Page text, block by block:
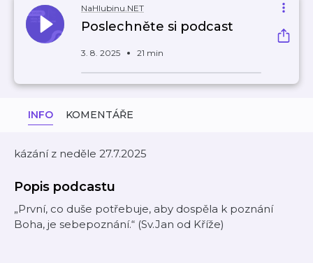
NaHlubinu.NET
Poslechněte si podcast
3. 8. 2025 21 min
INFO KOMENTÁŘE
kázání z neděle 27.7.2025
Popis podcastu
„První, co duše potřebuje, aby dospěla k poznání
Boha, je sebepoznání.“ (Sv.Jan od Kříže)